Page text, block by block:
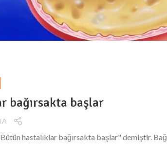
bağırsakta başlar
hastalıklar bağırsakta başlar" demiştir. Bağ...